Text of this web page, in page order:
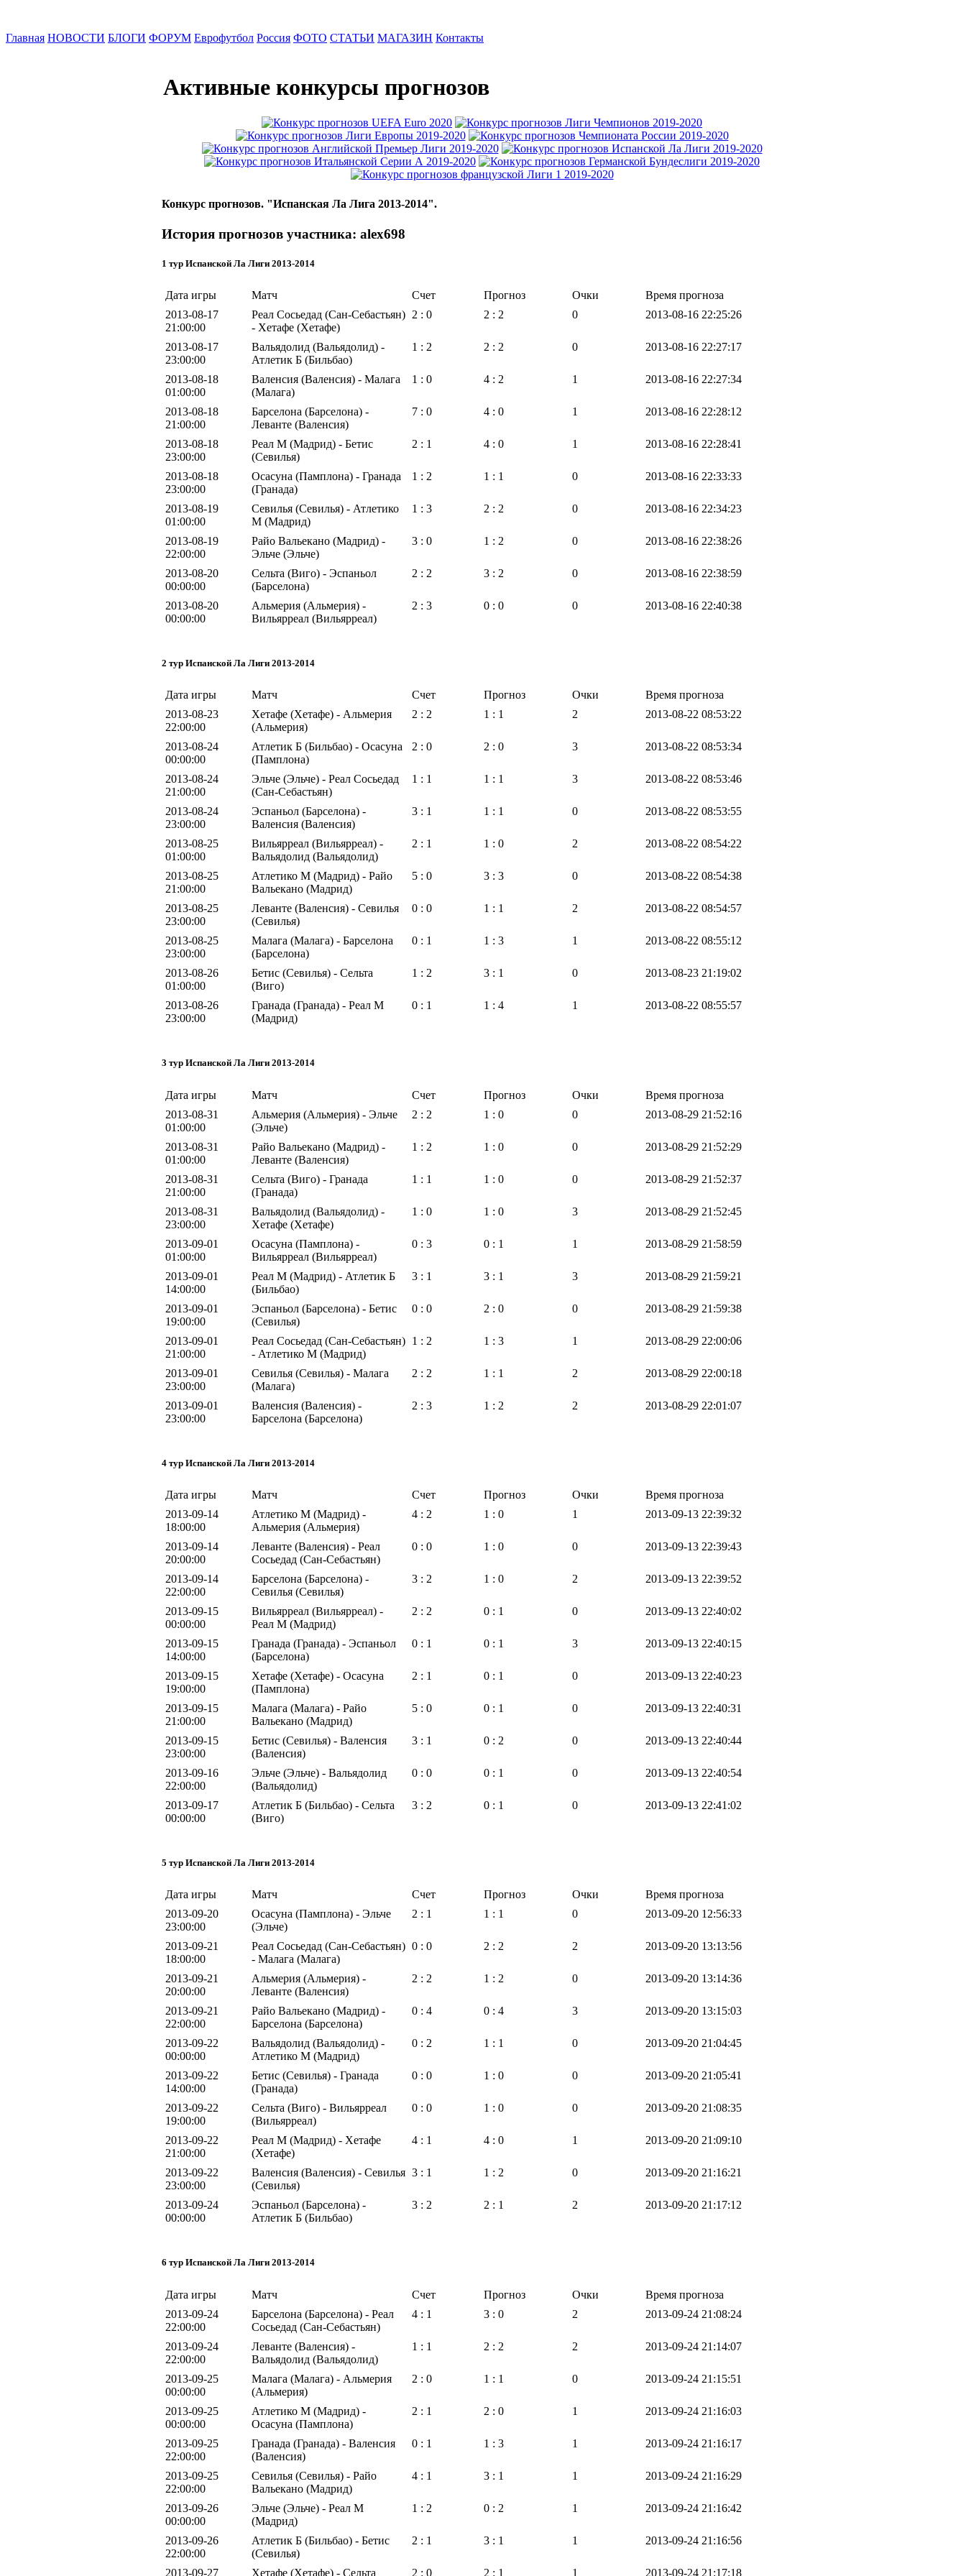
Главная НОВОСТИ БЛОГИ ФОРУМ Еврофутбол Россия ФОТО СТАТЬИ МАГАЗИН Контакты
Активные конкурсы прогнозов
Конкурс прогнозов. "Испанская Ла Лига 2013-2014".
История прогнозов участника: alex698
1 тур Испанской Ла Лиги 2013-2014
Дата игры Матч Счет Прогноз Очки
Время прогноза
2013-08-17
21:00:00
Реал Сосьедад (Сан-Себастьян)
- Хетафе (Хетафе)
2 : 0 2 : 2 0 2013-08-16 22:25:26
2013-08-17
23:00:00
Вальядолид (Вальядолид) -
Атлетик Б (Бильбао)
1 : 2 2 : 2 0 2013-08-16 22:27:17
2013-08-18
01:00:00
Валенсия (Валенсия) - Малага
(Малага)
1 : 0 4 : 2 1 2013-08-16 22:27:34
2013-08-18
21:00:00
Барселона (Барселона) -
Леванте (Валенсия)
7 : 0 4 : 0 1 2013-08-16 22:28:12
2013-08-18
23:00:00
Реал М (Мадрид) - Бетис
(Севилья)
2 : 1 4 : 0 1 2013-08-16 22:28:41
2013-08-18
23:00:00
Осасуна (Памплона) - Гранада
(Гранада)
1 : 2 1 : 1 0 2013-08-16 22:33:33
2013-08-19
01:00:00
Севилья (Севилья) - Атлетико
М (Мадрид)
1 : 3 2 : 2 0 2013-08-16 22:34:23
2013-08-19
22:00:00
Райо Вальекано (Мадрид) -
Эльче (Эльче)
3 : 0 1 : 2 0 2013-08-16 22:38:26
2013-08-20
00:00:00
Сельта (Виго) - Эспаньол
(Барселона)
2 : 2 3 : 2 0 2013-08-16 22:38:59
2013-08-20
00:00:00
Альмерия (Альмерия) -
Вильярреал (Вильярреал)
2 : 3 0 : 0 0 2013-08-16 22:40:38
2 тур Испанской Ла Лиги 2013-2014
Дата игры Матч Счет Прогноз Очки
Время прогноза
2013-08-23
22:00:00
Хетафе (Хетафе) - Альмерия
(Альмерия)
2 : 2 1 : 1 2 2013-08-22 08:53:22
2013-08-24
00:00:00
Атлетик Б (Бильбао) - Осасуна
(Памплона)
2 : 0 2 : 0 3 2013-08-22 08:53:34
2013-08-24
21:00:00
Эльче (Эльче) - Реал Сосьедад
(Сан-Себастьян)
1 : 1 1 : 1 3 2013-08-22 08:53:46
2013-08-24
23:00:00
Эспаньол (Барселона) -
Валенсия (Валенсия)
3 : 1 1 : 1 0 2013-08-22 08:53:55
2013-08-25
01:00:00
Вильярреал (Вильярреал) -
Вальядолид (Вальядолид)
2 : 1 1 : 0 2 2013-08-22 08:54:22
2013-08-25
21:00:00
Атлетико М (Мадрид) - Райо
Вальекано (Мадрид)
5 : 0 3 : 3 0 2013-08-22 08:54:38
2013-08-25
23:00:00
Леванте (Валенсия) - Севилья
(Севилья)
0 : 0 1 : 1 2 2013-08-22 08:54:57
2013-08-25
23:00:00
Малага (Малага) - Барселона
(Барселона)
0 : 1 1 : 3 1 2013-08-22 08:55:12
2013-08-26
01:00:00
Бетис (Севилья) - Сельта
(Виго)
1 : 2 3 : 1 0 2013-08-23 21:19:02
2013-08-26
23:00:00
Гранада (Гранада) - Реал М
(Мадрид)
0 : 1 1 : 4 1 2013-08-22 08:55:57
3 тур Испанской Ла Лиги 2013-2014
Дата игры Матч Счет Прогноз Очки
Время прогноза
2013-08-31
01:00:00
Альмерия (Альмерия) - Эльче
(Эльче)
2 : 2 1 : 0 0 2013-08-29 21:52:16
2013-08-31
01:00:00
Райо Вальекано (Мадрид) -
Леванте (Валенсия)
1 : 2 1 : 0 0 2013-08-29 21:52:29
2013-08-31
21:00:00
Сельта (Виго) - Гранада
(Гранада)
1 : 1 1 : 0 0 2013-08-29 21:52:37
2013-08-31
23:00:00
Вальядолид (Вальядолид) -
Хетафе (Хетафе)
1 : 0 1 : 0 3 2013-08-29 21:52:45
2013-09-01
01:00:00
Осасуна (Памплона) -
Вильярреал (Вильярреал)
0 : 3 0 : 1 1 2013-08-29 21:58:59
2013-09-01
14:00:00
Реал М (Мадрид) - Атлетик Б
(Бильбао)
3 : 1 3 : 1 3 2013-08-29 21:59:21
2013-09-01
19:00:00
Эспаньол (Барселона) - Бетис
(Севилья)
0 : 0 2 : 0 0 2013-08-29 21:59:38
2013-09-01
21:00:00
Реал Сосьедад (Сан-Себастьян)
- Атлетико М (Мадрид)
1 : 2 1 : 3 1 2013-08-29 22:00:06
2013-09-01
23:00:00
Севилья (Севилья) - Малага
(Малага)
2 : 2 1 : 1 2 2013-08-29 22:00:18
2013-09-01
23:00:00
Валенсия (Валенсия) -
Барселона (Барселона)
2 : 3 1 : 2 2 2013-08-29 22:01:07
4 тур Испанской Ла Лиги 2013-2014
Дата игры Матч Счет Прогноз Очки
Время прогноза
2013-09-14
18:00:00
Атлетико М (Мадрид) -
Альмерия (Альмерия)
4 : 2 1 : 0 1 2013-09-13 22:39:32
2013-09-14
20:00:00
Леванте (Валенсия) - Реал
Сосьедад (Сан-Себастьян)
0 : 0 1 : 0 0 2013-09-13 22:39:43
2013-09-14
22:00:00
Барселона (Барселона) -
Севилья (Севилья)
3 : 2 1 : 0 2 2013-09-13 22:39:52
2013-09-15
00:00:00
Вильярреал (Вильярреал) -
Реал М (Мадрид)
2 : 2 0 : 1 0 2013-09-13 22:40:02
2013-09-15
14:00:00
Гранада (Гранада) - Эспаньол
(Барселона)
0 : 1 0 : 1 3 2013-09-13 22:40:15
2013-09-15
19:00:00
Хетафе (Хетафе) - Осасуна
(Памплона)
2 : 1 0 : 1 0 2013-09-13 22:40:23
2013-09-15
21:00:00
Малага (Малага) - Райо
Вальекано (Мадрид)
5 : 0 0 : 1 0 2013-09-13 22:40:31
2013-09-15
23:00:00
Бетис (Севилья) - Валенсия
(Валенсия)
3 : 1 0 : 2 0 2013-09-13 22:40:44
2013-09-16
22:00:00
Эльче (Эльче) - Вальядолид
(Вальядолид)
0 : 0 0 : 1 0 2013-09-13 22:40:54
2013-09-17
00:00:00
Атлетик Б (Бильбао) - Сельта
(Виго)
3 : 2 0 : 1 0 2013-09-13 22:41:02
5 тур Испанской Ла Лиги 2013-2014
Дата игры Матч Счет Прогноз Очки
Время прогноза
2013-09-20
23:00:00
Осасуна (Памплона) - Эльче
(Эльче)
2 : 1 1 : 1 0 2013-09-20 12:56:33
2013-09-21
18:00:00
Реал Сосьедад (Сан-Себастьян)
- Малага (Малага)
0 : 0 2 : 2 2 2013-09-20 13:13:56
2013-09-21
20:00:00
Альмерия (Альмерия) -
Леванте (Валенсия)
2 : 2 1 : 2 0 2013-09-20 13:14:36
2013-09-21
22:00:00
Райо Вальекано (Мадрид) -
Барселона (Барселона)
0 : 4 0 : 4 3 2013-09-20 13:15:03
2013-09-22
00:00:00
Вальядолид (Вальядолид) -
Атлетико М (Мадрид)
0 : 2 1 : 1 0 2013-09-20 21:04:45
2013-09-22
14:00:00
Бетис (Севилья) - Гранада
(Гранада)
0 : 0 1 : 0 0 2013-09-20 21:05:41
2013-09-22
19:00:00
Сельта (Виго) - Вильярреал
(Вильярреал)
0 : 0 1 : 0 0 2013-09-20 21:08:35
2013-09-22
21:00:00
Реал М (Мадрид) - Хетафе
(Хетафе)
4 : 1 4 : 0 1 2013-09-20 21:09:10
2013-09-22
23:00:00
Валенсия (Валенсия) - Севилья
(Севилья)
3 : 1 1 : 2 0 2013-09-20 21:16:21
2013-09-24
00:00:00
Эспаньол (Барселона) -
Атлетик Б (Бильбао)
3 : 2 2 : 1 2 2013-09-20 21:17:12
6 тур Испанской Ла Лиги 2013-2014
Дата игры Матч Счет Прогноз Очки
Время прогноза
2013-09-24
22:00:00
Барселона (Барселона) - Реал
Сосьедад (Сан-Себастьян)
4 : 1 3 : 0 2 2013-09-24 21:08:24
2013-09-24
22:00:00
Леванте (Валенсия) -
Вальядолид (Вальядолид)
1 : 1 2 : 2 2 2013-09-24 21:14:07
2013-09-25
00:00:00
Малага (Малага) - Альмерия
(Альмерия)
2 : 0 1 : 1 0 2013-09-24 21:15:51
2013-09-25
00:00:00
Атлетико М (Мадрид) -
Осасуна (Памплона)
2 : 1 2 : 0 1 2013-09-24 21:16:03
2013-09-25
22:00:00
Гранада (Гранада) - Валенсия
(Валенсия)
0 : 1 1 : 3 1 2013-09-24 21:16:17
2013-09-25
22:00:00
Севилья (Севилья) - Райо
Вальекано (Мадрид)
4 : 1 3 : 1 1 2013-09-24 21:16:29
2013-09-26
00:00:00
Эльче (Эльче) - Реал М
(Мадрид)
1 : 2 0 : 2 1 2013-09-24 21:16:42
2013-09-26
22:00:00
Атлетик Б (Бильбао) - Бетис
(Севилья)
2 : 1 3 : 1 1 2013-09-24 21:16:56
2013-09-27 Хетафе (Хетафе) - Сельта 2 : 0 2 : 1 1 2013-09-24 21:17:18